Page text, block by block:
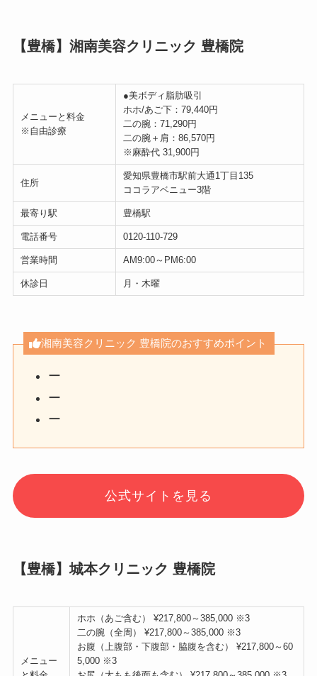
【豊橋】湘南美容クリニック 豊橋院
メニューと料金
※自由診療
●美ボディ脂肪吸引
ホホ/あご下：79,440円
二の腕：71,290円
二の腕＋肩：86,570円
※麻酔代 31,900円
住所
愛知県豊橋市駅前大通1丁目135
ココラアベニュー3階
最寄り駅 豊橋駅
電話番号 0120-110-729
営業時間 AM9:00～PM6:00
休診日 月・木曜
湘南美容クリニック 豊橋院のおすすめポイント
ー
ー
ー
公式サイトを見る
【豊橋】城本クリニック 豊橋院
メニュー
ホホ（あご含む） ¥217,800～385,000 ※3
二の腕（全周） ¥217,800～385,000 ※3
お腹（上腹部・下腹部・脇腹を含む） ¥217,800～60
5,000 ※3